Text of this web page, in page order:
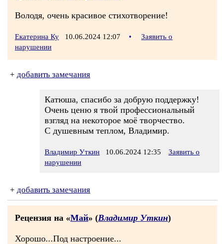
Володя, очень красивое стихотворение!
Екатерина Ку 10.06.2024 12:07 •
Заявить о
нарушении
+ добавить замечания
Катюша, спасибо за добрую поддержку!
Очень ценю я твой профессиональный
взгляд на некоторое моё творчество.
С душевным теплом, Владимир.
Владимир Уткин 10.06.2024 12:35
Заявить о
нарушении
+ добавить замечания
Рецензия на «Май» (Владимир Уткин)
Хорошо...Под настроение...